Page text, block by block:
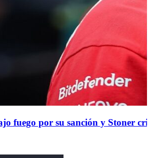
fuego por su sanción y Stoner